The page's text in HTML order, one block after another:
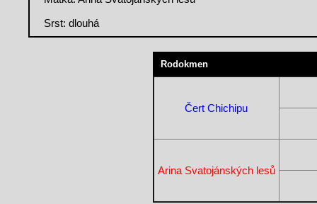
Srst: dlouhá
Rodokmen
Čert Chichipu
Arina Svatojánských lesů